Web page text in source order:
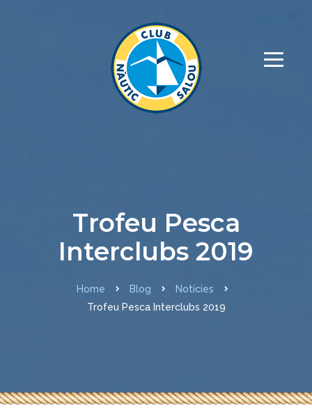
Trofeu Pesca
Interclubs 2019
Home Blog
Notícies
Trofeu Pesca Interclubs 2019